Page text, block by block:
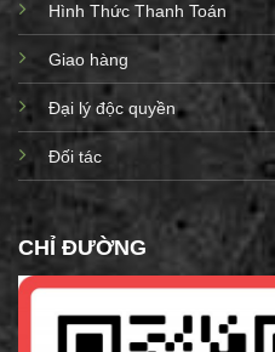
Hình Thức Thanh Toán
Giao hàng
Đại lý độc quyền
Đối tác
CHỈ ĐƯỜNG